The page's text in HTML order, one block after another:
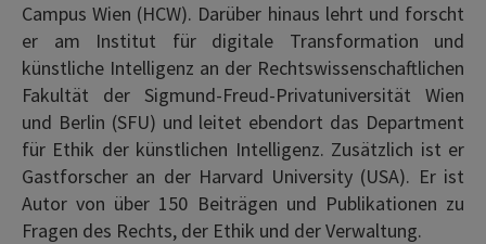
Campus Wien (HCW). Darüber hinaus lehrt und forscht
er am Institut für digitale Transformation und
künstliche Intelligenz an der Rechtswissenschaftlichen
Fakultät der Sigmund-Freud-Privatuniversität Wien
und Berlin (SFU) und leitet ebendort das Department
für Ethik der künstlichen Intelligenz. Zusätzlich ist er
Gastforscher an der Harvard University (USA). Er ist
Autor von über 150 Beiträgen und Publikationen zu
Fragen des Rechts, der Ethik und der Verwaltung.